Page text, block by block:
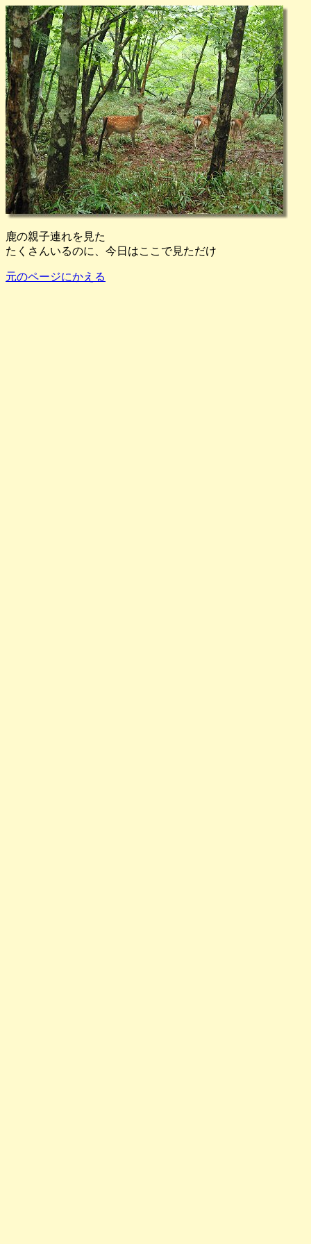
鹿の親子連れを見た
たくさんいるのに、今日はここで見ただけ
元のページにかえる